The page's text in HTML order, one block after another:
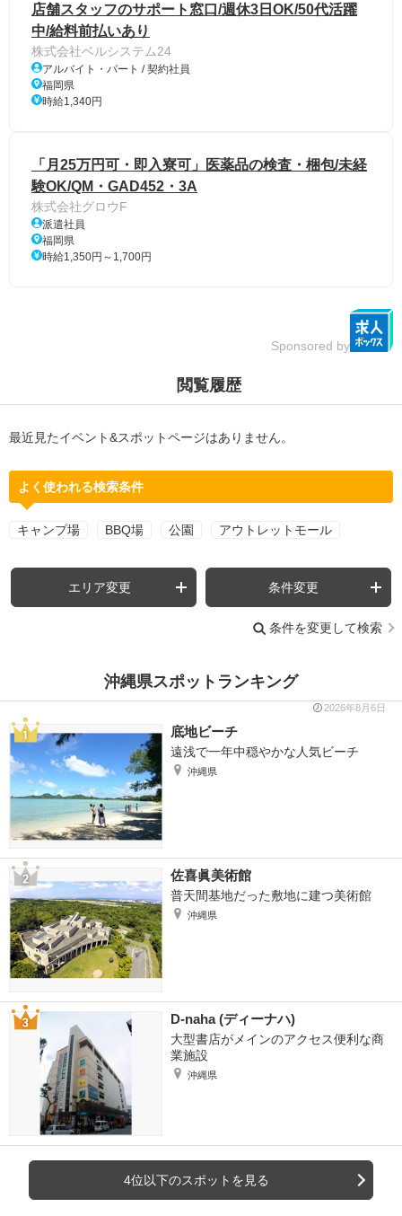
店舗スタッフのサポート窓口/週休3日OK/50代活躍
中/給料前払いあり
株式会社ベルシステム24
アルバイト・パート / 契約社員
福岡県
時給1,340円
「月25万円可・即入寮可」医薬品の検査・梱包/未経
験OK/QM・GAD452・3A
株式会社グロウF
派遣社員
福岡県
時給1,350円～1,700円
Sponsored by
閲覧履歴
最近見たイベント&スポットページはありません。
よく使われる検索条件
キャンプ場 BBQ場 公園 アウトレットモール
エリア変更 条件変更
条件を変更して検索
沖縄県スポットランキング
2026年8月6日
底地ビーチ
遠浅で一年中穏やかな人気ビーチ
沖縄県
佐喜眞美術館
普天間基地だった敷地に建つ美術館
沖縄県
D-naha (ディーナハ)
大型書店がメインのアクセス便利な商
業施設
沖縄県
4位以下のスポットを見る